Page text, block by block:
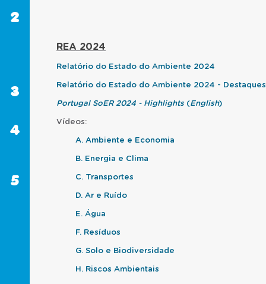
2
AMBIENTE
3
JÚNIOR
4
5
REA 2024
Relatório do Estado do Ambiente 2024
Relatório do Estado do Ambiente 2024 -
Portugal SoER 2024 - Highlights (English)
Vídeos:
A. Ambiente e Economia
B. Energia e Clima
C. Transportes
D. Ar e Ruído
E. Água
F. Resíduos
G. Solo e Biodiversidade
H. Riscos Ambientais